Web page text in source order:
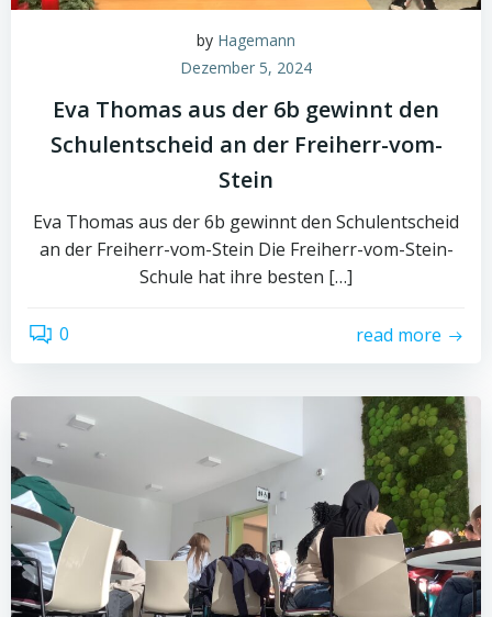
by Hagemann
Dezember 5, 2024
Eva Thomas aus der 6b gewinnt den
Schulentscheid an der Freiherr-vom-
Stein
Eva Thomas aus der 6b gewinnt den Schulentscheid
an der Freiherr-vom-Stein Die Freiherr-vom-Stein-
Schule hat ihre besten […]
0 read more